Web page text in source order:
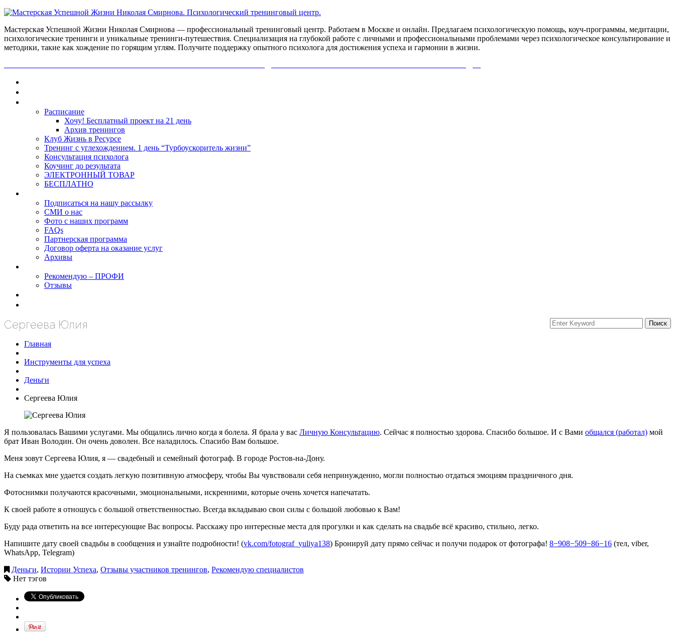
Мастерская Успешной Жизни Николая Смирнова — профессиональный тренинговый центр. Работаем в Москве и онлайн. Предлагаем психологическую помощь, коуч-программы, медитации,
психологические тренинги и уникальные тренинги-путешествия. Специализация на глубокой работе с личными и профессиональными проблемами через психологическое консультирование и
методики, такие как хождение по горящим углям. Получите поддержку опытного психолога для достижения успеха и гармонии в жизни.
Расписание
Хочу! Бесплатный проект на 21 день
Архив тренингов
Клуб Жизнь в Ресурсе
Тренинг с углехождением. 1 день “Турбоускоритель жизни”
Консультация психолога
Коучинг до результата
ЭЛЕКТРОННЫЙ ТОВАР
БЕСПЛАТНО
Подписаться на нашу рассылку
СМИ о нас
Фото с наших программ
FAQs
Партнерская программа
Договор оферта на оказание услуг
Архивы
Рекомендую – ПРОФИ
Отзывы
Сергеева Юлия
Главная
Инструменты для успеха
Деньги
Сергеева Юлия
Я пользовалась Вашими услугами. Мы общались лично когда я болела. Я брала у вас Личную Консультацию. Сейчас я полностью здорова. Спасибо большое. И с Вами общался (работал) мой
брат Иван Володин. Он очень доволен. Все наладилось. Спасибо Вам большое.
Меня зовут Сергеева Юлия, я — свадебный и семейный фотограф. В городе Ростов-на-Дону.
На съемках мне удается создать легкую позитивную атмосферу, чтобы Вы чувствовали себя непринужденно, могли полностью отдаться эмоциям праздничного дня.
Фотоснимки получаются красочными, эмоциональными, искренними, которые очень хочется напечатать.
К своей работе я отношусь с большой ответственностью. Всегда вкладываю свои силы с большой любовью к Вам!
Буду рада ответить на все интересующие Вас вопросы. Расскажу про интересные места для прогулки и как сделать на свадьбе всё красиво, стильно, легко.
Напишите дату своей свадьбы в сообщения и узнайте подробности! (vk.com/fotograf_yuliya138) Бронируй дату прямо сейчас и получи подарок от фотографа! 8−908−509−86−16 (тел, viber,
WhatsApp, Telegram)
Деньги, Истории Успеха, Отзывы участников тренингов, Рекомендую специалистов
Нет тэгов